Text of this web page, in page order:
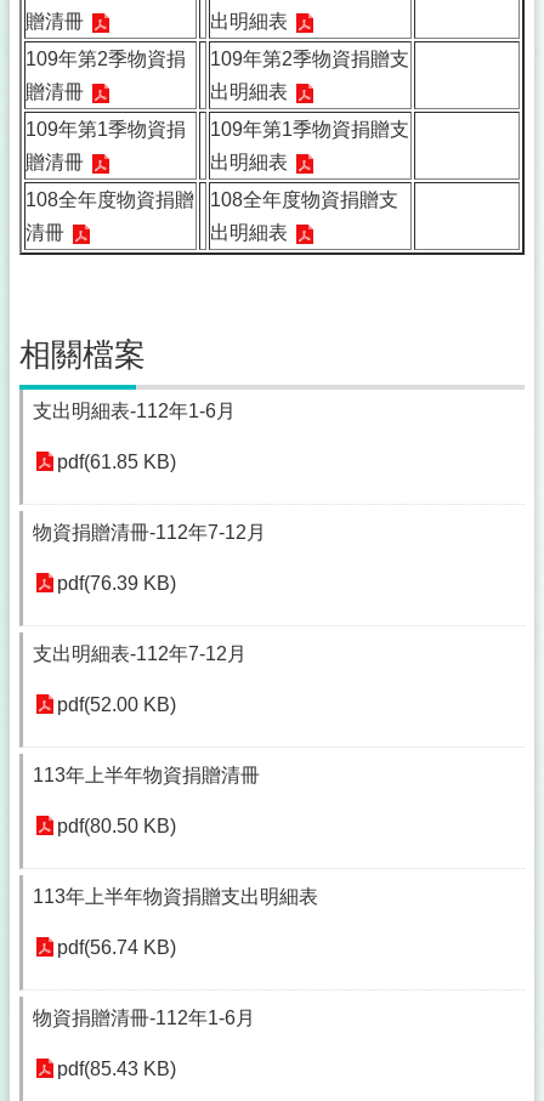
贈清冊
出明細表
109年第2季物資捐
贈清冊
109年第2季物資捐贈支
出明細表
109年第1季物資捐
贈清冊
109年第1季物資捐贈支
出明細表
108全年度物資捐贈
清冊
108全年度物資捐贈支
出明細表
相關檔案
支出明細表-112年1-6月
pdf(61.85 KB)
物資捐贈清冊-112年7-12月
pdf(76.39 KB)
支出明細表-112年7-12月
pdf(52.00 KB)
113年上半年物資捐贈清冊
pdf(80.50 KB)
113年上半年物資捐贈支出明細表
pdf(56.74 KB)
物資捐贈清冊-112年1-6月
pdf(85.43 KB)